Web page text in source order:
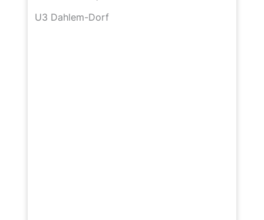
U3 Dahlem-Dorf